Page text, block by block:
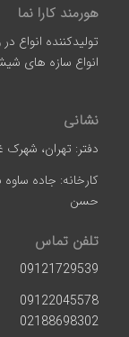
هورمند کارا نما
تولیدکننده انواع
انواع سازه‌ های
نشانی
دفتر: تهران، شهرک
کارخانه: جاده
حسن
تلفن تماس
09121729539
09122045578
02188698302